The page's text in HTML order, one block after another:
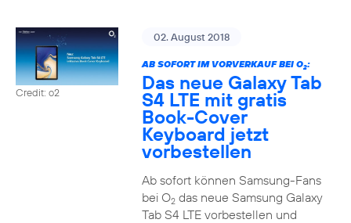
Credit: o2
02. August 2018
AB SOFORT IM VORVERKAUF BEI O2:
Das neue Galaxy Tab
S4 LTE mit gratis
Book-Cover
Keyboard jetzt
vorbestellen
Ab sofort können Samsung-Fans
bei O2das neue Samsung Galaxy
Tab S4 LTE vorbestellen und